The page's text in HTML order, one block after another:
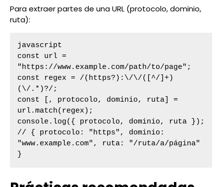
Para extraer partes de una URL (protocolo, dominio,
ruta):
javascript
const url =
"https://www.example.com/path/to/page";
const regex = /(https?):\/\/([^/]+)
(\/.*)?/;
const [, protocolo, dominio, ruta] =
url.match(regex);
console.log({ protocolo, dominio, ruta });
// { protocolo: "https", dominio:
"www.example.com", ruta: "/ruta/a/página"
}